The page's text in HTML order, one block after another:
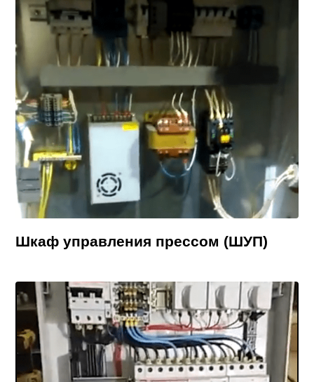
Шкаф управления прессом (ШУП)